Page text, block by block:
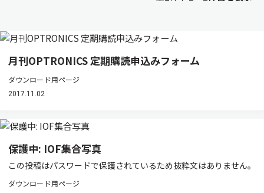
月刊OPTRONICS 定期購読申込みフォーム
ダウンロード用ページ
2017.11.02
保護中: IOF集合写真
この投稿はパスワードで保護されているため抜粋文はありません。
ダウンロード用ページ